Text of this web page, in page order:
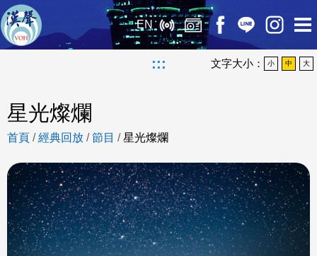
EN
::: 文字大小： 小 中 大
星光燦爛
首頁 /經典回放 /節目 /星光燦爛